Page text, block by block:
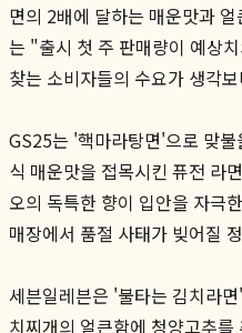
면의 2배에 달하는 매운맛과
는 "출시 첫 주 판매량이 예상
찾는 소비자들의 수요가 생각
GS25는 '핵마라탕면'으로 맞
식 매운맛을 접목시킨 퓨전 라
오의 독특한 향이 입안을 자극
매장에서 품절 사태가 빚어질
세븐일레븐은 '불타는 김치라
치찌개의 얼큰함에 청양고추